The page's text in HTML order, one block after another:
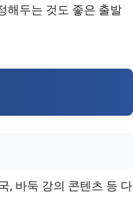
해두는 것도 좋은 출발
, 바둑 강의 콘텐츠 등 다